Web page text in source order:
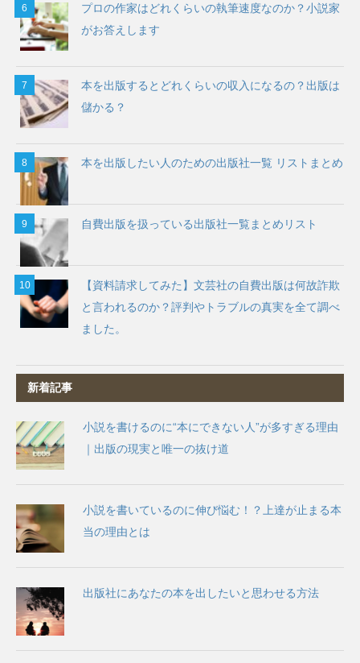
プロの作家はどれくらいの執筆速度なのか？小説家
がお答えします
本を出版するとどれくらいの収入になるの？出版は
儲かる？
本を出版したい人のための出版社一覧 リストまとめ
自費出版を扱っている出版社一覧まとめリスト
【資料請求してみた】文芸社の自費出版は何故詐欺
と言われるのか？評判やトラブルの真実を全て調べ
ました。
新着記事
小説を書けるのに“本にできない人”が多すぎる理由
｜出版の現実と唯一の抜け道
小説を書いているのに伸び悩む！？上達が止まる本
当の理由とは
出版社にあなたの本を出したいと思わせる方法